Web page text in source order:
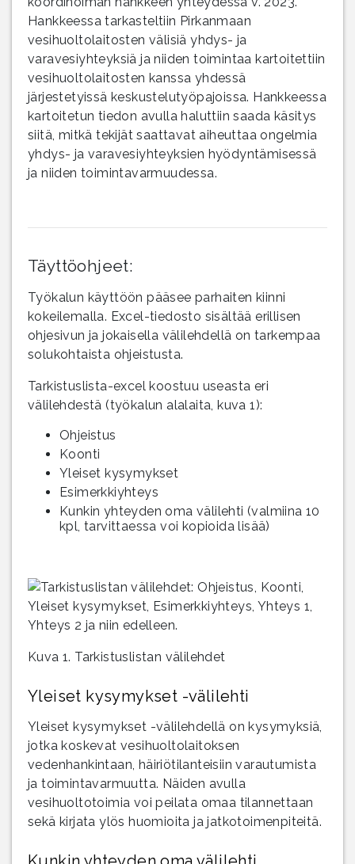
Hankkeessa tarkasteltiin Pirkanmaan
vesihuoltolaitosten välisiä yhdys- ja
varavesiyhteyksiä ja niiden toimintaa kartoitettiin
vesihuoltolaitosten kanssa yhdessä
järjestetyissä keskustelutyöpajoissa. Hankkeessa
kartoitetun tiedon avulla haluttiin saada käsitys
siitä, mitkä tekijät saattavat aiheuttaa ongelmia
yhdys- ja varavesiyhteyksien hyödyntämisessä
ja niiden toimintavarmuudessa.
Täyttöohjeet:
Työkalun käyttöön pääsee parhaiten kiinni
kokeilemalla. Excel-tiedosto sisältää erillisen
ohjesivun ja jokaisella välilehdellä on tarkempaa
solukohtaista ohjeistusta.
Tarkistuslista-excel koostuu useasta eri
välilehdestä (työkalun alalaita, kuva 1):
Ohjeistus
Koonti
Yleiset kysymykset
Esimerkkiyhteys
Kunkin yhteyden oma välilehti (valmiina 10
kpl, tarvittaessa voi kopioida lisää)
Kuva 1. Tarkistuslistan välilehdet
Yleiset kysymykset -välilehti
Yleiset kysymykset -välilehdellä on kysymyksiä,
jotka koskevat vesihuoltolaitoksen
vedenhankintaan, häiriötilanteisiin varautumista
ja toimintavarmuutta. Näiden avulla
vesihuoltotoimia voi peilata omaa tilannettaan
sekä kirjata ylös huomioita ja jatkotoimenpiteitä.